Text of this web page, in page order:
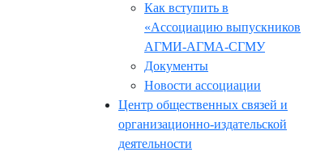
Как вступить в
«Ассоциацию выпускников
АГМИ-АГМА-СГМУ
Документы
Новости ассоциации
Центр общественных связей и
организационно-издательской
деятельности